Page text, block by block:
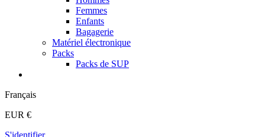
Femmes
Enfants
Bagagerie
Matériel électronique
Packs
Packs de SUP
Français
EUR €
S'identifier